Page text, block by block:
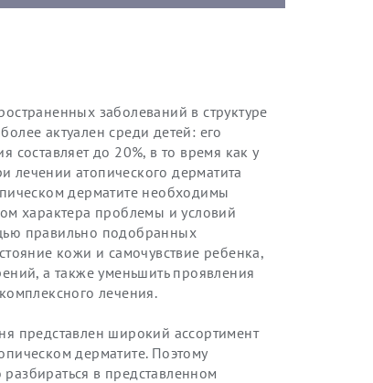
заболеваний в структуре
актуален среди детей: его
составляет до 20%, в то время как у
атопического дерматита
дерматите необходимы
характера проблемы и условий
правильно подобранных
кожи и самочувствие ребенка,
а также уменьшить проявления
лечения.
представлен широкий ассортимент
дерматите. Поэтому
в представленном